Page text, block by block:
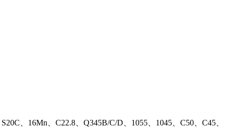
、16Mn、C22.8、Q345B/C/D、1055、1045、C50、C45、